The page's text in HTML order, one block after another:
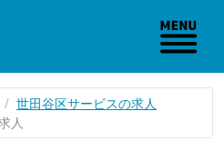
世田谷区サービスの求人
人